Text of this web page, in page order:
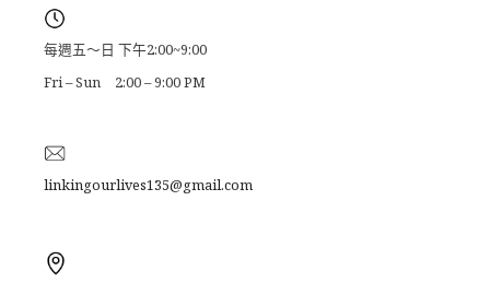
每週五～日 下午2:00~9:00
Fri – Sun 2:00 – 9:00 PM
linkingourlives135@gmail.com